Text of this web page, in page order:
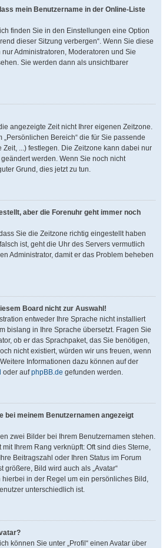
mein Benutzername in der Online-Liste
finden Sie in den Einstellungen eine Option
dieser Sitzung verbergen“. Wenn Sie diese
Administratoren, Moderatoren und Sie
Sie werden dann als unsichtbarer
angezeigte Zeit nicht Ihrer eigenen Zeitzone.
„Persönlichen Bereich“ die für Sie passende
...) festlegen. Die Zeitzone kann dabei nur
werden. Wenn Sie noch nicht
Grund, dies jetzt zu tun.
aber die Forenuhr geht immer noch
Sie die Zeitzone richtig eingestellt haben
ist, geht die Uhr des Servers vermutlich
Administrator, damit er das Problem beheben
Board nicht zur Auswahl!
entweder Ihre Sprache nicht installiert
bislang in Ihre Sprache übersetzt. Fragen Sie
ob er das Sprachpaket, das Sie benötigen,
nicht existiert, würden wir uns freuen, wenn
Informationen dazu können auf der
oder aufphpBB.de gefunden werden.
bei meinem Benutzernamen angezeigt
zwei Bilder bei Ihrem Benutzernamen stehen.
Ihrem Rang verknüpft: Oft sind dies Sterne,
Beitragszahl oder Ihren Status im Forum
größere, Bild wird auch als „Avatar“
hierbei in der Regel um ein persönliches Bild,
unterschiedlich ist.
können Sie unter „Profil“ einen Avatar über